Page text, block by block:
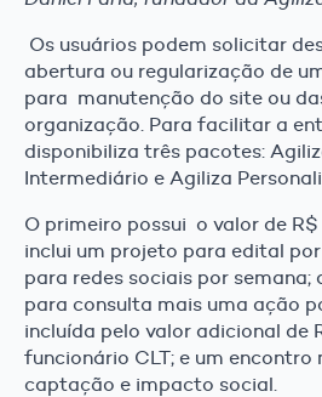
Os usuários podem solicitar
abertura ou regularização de
para manutenção do site ou
organização. Para facilitar a
disponibiliza três pacotes:
Intermediário e Agiliza
O primeiro possui o valor de R$
inclui um projeto para edital
para redes sociais por semana;
para consulta mais uma ação
incluída pelo valor adicional de
funcionário CLT; e um encontro
captação e impacto social.